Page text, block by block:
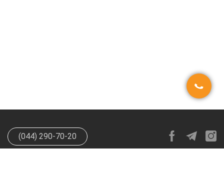
(044) 290-70-20